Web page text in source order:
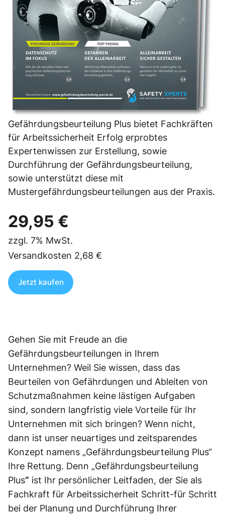
Gefährdungsbeurteilung Plus bietet Fachkräften
für Arbeitssicherheit Erfolg erprobtes
Expertenwissen zur Erstellung, sowie
Durchführung der Gefährdungsbeurteilung,
sowie unterstützt diese mit
Mustergefährdungsbeurteilungen aus der Praxis.
29,95 €
zzgl. 7% MwSt.
Versandkosten 2,68 €
Jetzt kaufen
Gehen Sie mit Freude an die
Gefährdungsbeurteilungen in Ihrem
Unternehmen? Weil Sie wissen, dass das
Beurteilen von Gefährdungen und Ableiten von
Schutzmaßnahmen keine lästigen Aufgaben
sind, sondern langfristig viele Vorteile für Ihr
Unternehmen mit sich bringen? Wenn nicht,
dann ist unser neuartiges und zeitsparendes
Konzept namens „Gefährdungsbeurteilung Plus“
Ihre Rettung. Denn „Gefährdungsbeurteilung
Plus“ ist Ihr persönlicher Leitfaden, der Sie als
Fachkraft für Arbeitssicherheit Schritt-für Schritt
bei der Planung und Durchführung Ihrer